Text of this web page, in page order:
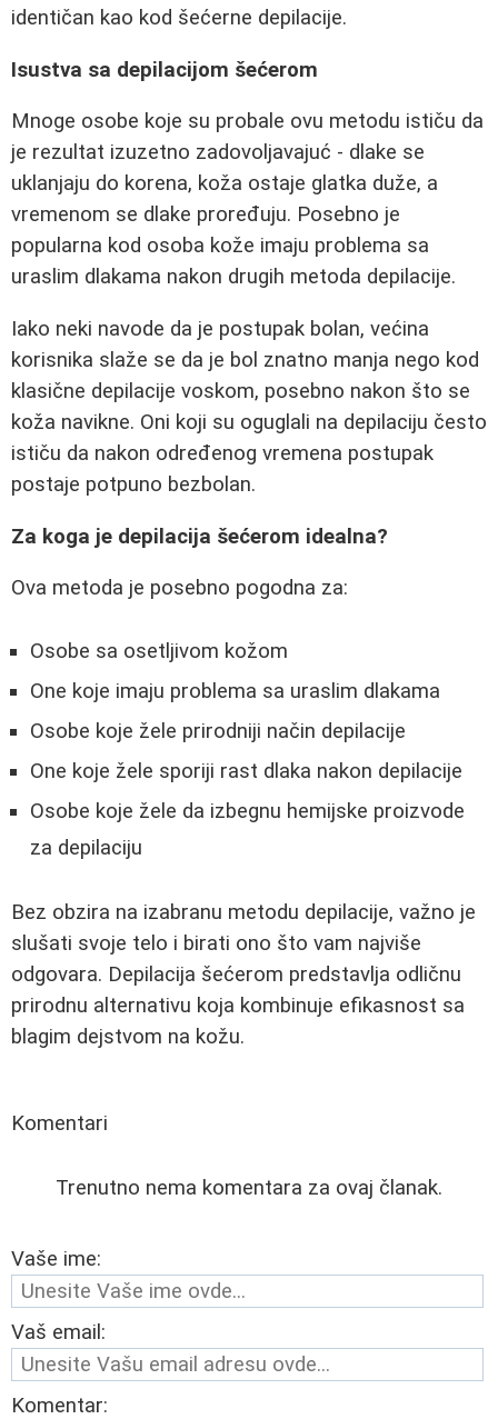
identičan kao kod šećerne depilacije.
Isustva sa depilacijom šećerom
Mnoge osobe koje su probale ovu metodu ističu da
je rezultat izuzetno zadovoljavajuć - dlake se
uklanjaju do korena, koža ostaje glatka duže, a
vremenom se dlake proređuju. Posebno je
popularna kod osoba kože imaju problema sa
uraslim dlakama nakon drugih metoda depilacije.
Iako neki navode da je postupak bolan, većina
korisnika slaže se da je bol znatno manja nego kod
klasične depilacije voskom, posebno nakon što se
koža navikne. Oni koji su oguglali na depilaciju često
ističu da nakon određenog vremena postupak
postaje potpuno bezbolan.
Za koga je depilacija šećerom idealna?
Ova metoda je posebno pogodna za:
Osobe sa osetljivom kožom
One koje imaju problema sa uraslim dlakama
Osobe koje žele prirodniji način depilacije
One koje žele sporiji rast dlaka nakon depilacije
Osobe koje žele da izbegnu hemijske proizvode
za depilaciju
Bez obzira na izabranu metodu depilacije, važno je
slušati svoje telo i birati ono što vam najviše
odgovara. Depilacija šećerom predstavlja odličnu
prirodnu alternativu koja kombinuje efikasnost sa
blagim dejstvom na kožu.
Komentari
Trenutno nema komentara za ovaj članak.
Vaše ime:
Vaš email:
Komentar: